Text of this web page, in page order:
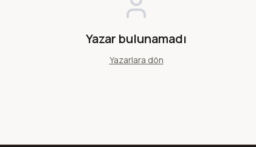
Yazar bulunamadı
Yazarlara dön